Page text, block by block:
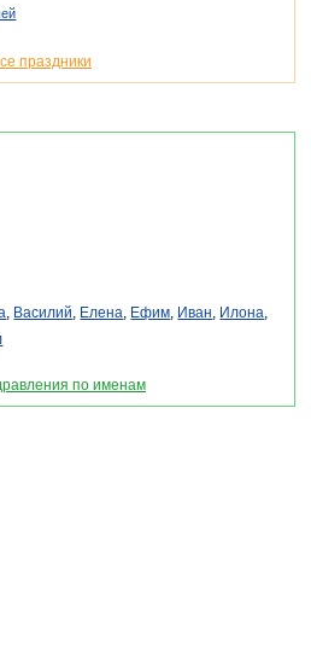
праздники
, Василий, Елена, Ефим, Иван, Илона,
по именам